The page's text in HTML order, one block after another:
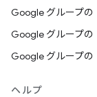
Google グループの
Google グループの
Google グループの
ヘルプ